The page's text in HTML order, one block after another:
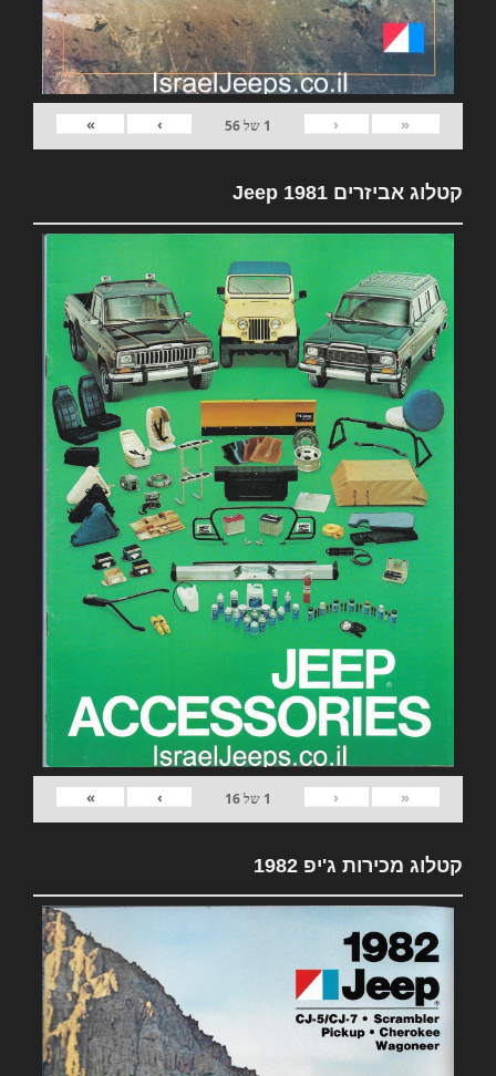
«
‹
1 של56
›
»
קטלוג אביזרים 1981 Jeep
«
‹
1 של16
›
»
קטלוג מכירות ג'יפ 1982